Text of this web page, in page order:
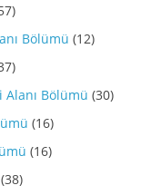
Bölümü (12)
Bölümü (30)
(16)
(16)
(38)